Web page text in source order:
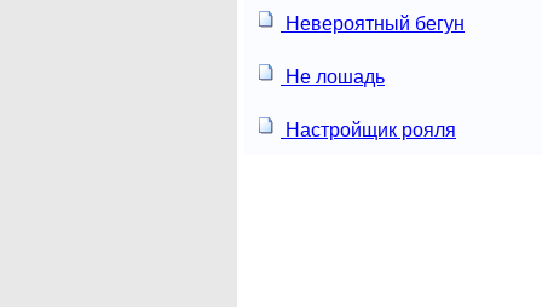
Невероятный бегун
Не лошадь
Настройщик рояля